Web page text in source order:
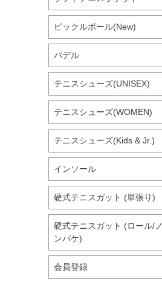
ピックルボール(New)
パデル
テニスシューズ(UNISEX)
テニスシューズ(WOMEN)
テニスシューズ(Kids & Jr.)
インソール
硬式テニスガット (単張り)
硬式テニスガット (ロール/ノ
ンパケ)
会員登録